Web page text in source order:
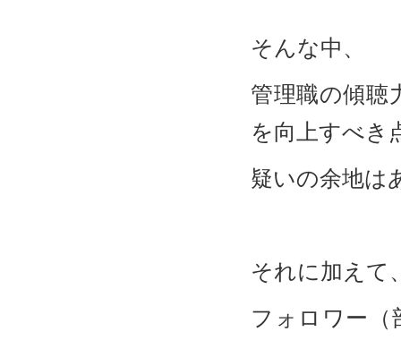
そんな中、
管理職の傾聴
を向上すべき
疑いの余地は
それに加えて
フォロワー（